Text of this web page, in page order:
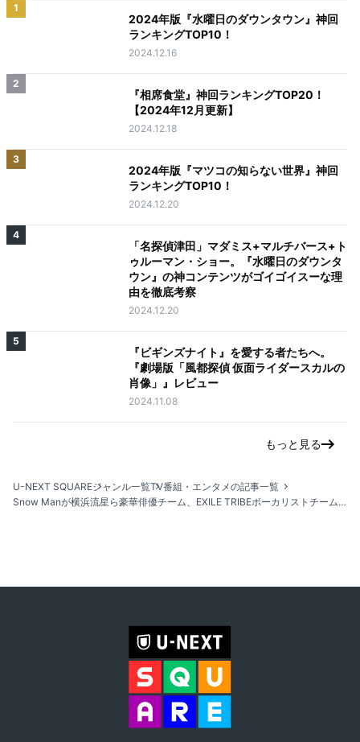
1
2024年版『水曜日のダウンタウン』神回
ランキングTOP10！
2024.12.16
2
『相席食堂』神回ランキングTOP20！
【2024年12月更新】
2024.12.18
3
2024年版『マツコの知らない世界』神回
ランキングTOP10！
2024.12.20
4
「名探偵津田」マダミス+マルチバース+ト
ゥルーマン・ショー。『水曜日のダウンタ
ウン』の神コンテンツがゴイゴイスーな理
由を徹底考察
2024.12.20
5
『ビギンズナイト』を愛する者たちへ。
『劇場版「風都探偵 仮面ライダースカルの
肖像」』レビュー
2024.11.08
もっと見る
U-NEXT SQUAREジャンル一覧TV番組・エンタメの記事一覧
Snow Manが横浜流星ら豪華俳優チーム、EXILE TRIBEボーカリストチームと『それスノプレゼンツ！東京フレンドパーク』月曜復活SPで超豪華三つ巴対決！